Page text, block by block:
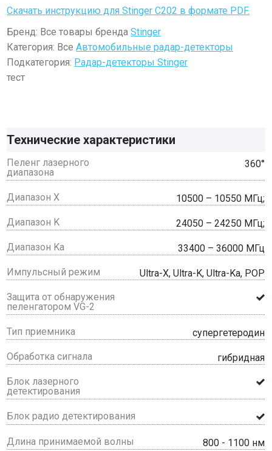
Скачать инструкцию для Stinger С202 в формате PDF.
Бренд: Все товары брендаStinger
Категория: ВсеАвтомобильные радар-детекторы
Подкатегория: Радар-детекторы Stinger
тест
Технические характеристики
Пеленг лазерного
диапазона
360°
Диапазон X 10500 – 10550 МГц;
Диапазон K 24050 – 24250 МГц;
Диапазон Ka 33400 – 36000 МГц
Импульсный режим Ultra-X, Ultra-K, Ultra-Ka, POP
Защита от обнаружения
пеленгатором VG-2
Тип приемника супергетеродин
Обработка сигнала гибридная
Блок лазерного
детектирования
Блок радио детектирования
Длина принимаемой волны 800 - 1100 нм